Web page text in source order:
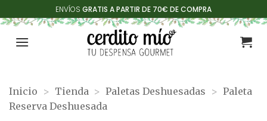
al
contenido
ENVÍOS GRATIS A PARTIR DE 70€ DE COMPRA
Inicio > Tienda > Paletas Deshuesadas > Paleta
Reserva Deshuesada